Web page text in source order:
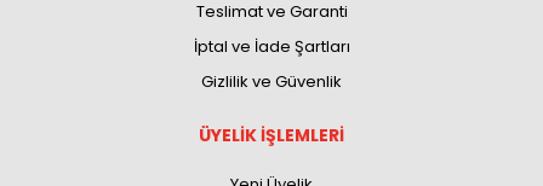
Teslimat ve Garanti
İptal ve İade Şartları
Gizlilik ve Güvenlik
ÜYELİK İŞLEMLERİ